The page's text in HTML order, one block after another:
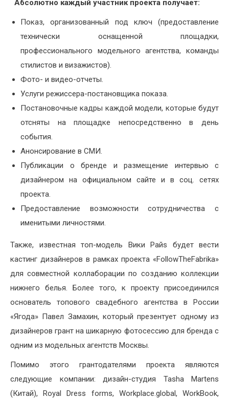
Абсолютно каждый участник проекта получает:
Показ, организованный под ключ (предоставление
технически оснащенной площадки,
профессионального модельного агентства, команды
стилистов и визажистов).
Фото- и видео-отчеты.
Услуги режиссера-постановщика показа.
Постановочные кадры каждой модели, которые будут
отсняты на площадке непосредственно в день
события.
Анонсирование в СМИ.
Публикации о бренде и размещение интервью с
дизайнером на официальном сайте и в соц. сетях
проекта.
Предоставление возможности сотрудничества с
именитыми личностями.
Также, известная топ-модель Вики Райs будет вести
кастинг дизайнеров в рамках проекта «FollowTheFabrika»
для совместной коллаборации по созданию коллекции
нижнего белья. Более того, к проекту присоединился
основатель топового свадебного агентства в России
«Ягода» Павел Замахин, который презентует одному из
дизайнеров грант на шикарную фотосессию для бренда с
одним из модельных агентств Москвы.
Помимо этого грантодателями проекта являются
следующие компании: дизайн-студия Tasha Martens
(Китай), Royal Dress forms, Workplace.global, WorkBook,